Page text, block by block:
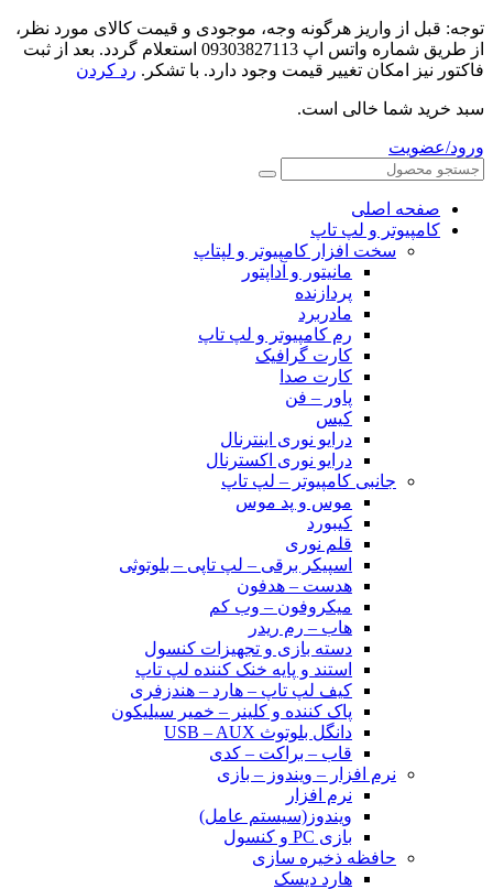
توجه: قبل از واریز هرگونه وجه، موجودی و قیمت کالای مورد نظر،
از طریق شماره واتس اپ 09303827113 استعلام گردد. بعد از ثبت
فاکتور نیز امکان تغییر قیمت وجود دارد. با تشکر. رد کردن
سبد خرید شما خالی است.
ورود/عضویت
صفحه اصلی
کامپیوتر و‌‌‌‌‌ لپ تاپ
سخت افزار کامپیوتر و لپتاپ
مانیتور و آداپتور
پردازنده
مادربرد
رم کامپیوتر و لپ تاپ
کارت گرافیک
کارت صدا
پاور – فن
کیس
درایو نوری اینترنال
درایو نوری اکسترنال
جانبی کامپیوتر – لپ تاپ
موس و پد موس
کیبورد
قلم نوری
اسپیکر برقی – لپ تاپی – بلوتوثی
هدست – هدفون
میکروفون – وب کم
هاب – رم ریدر
دسته بازی و تجهیزات کنسول
استند و پایه خنک کننده لپ تاپ
کیف لپ تاپ – هارد – هندزفری
پاک کننده و کلینر – خمیر سیلیکون
دانگل بلوتوث USB – AUX
قاب – براکت – کدی
نرم افزار – ویندوز – بازی
نرم افزار
ویندوز(سیستم عامل)
بازی PC و کنسول
حافظه ذخیره سازی
هارد دیسک